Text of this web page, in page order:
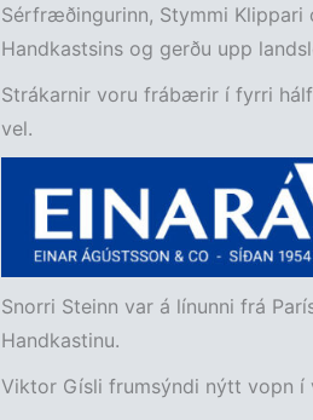
Sérfræðingurinn, Stymmi
Handkastsins og gerðu upp
Strákarnir voru frábærir í fyrri
vel.
Snorri Steinn var á línunni frá
Handkastinu.
Viktor Gísli frumsýndi nýtt vopn í